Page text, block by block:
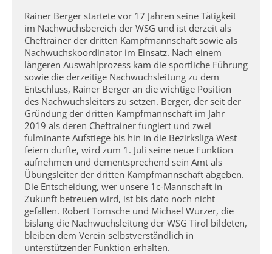
Rainer Berger startete vor 17 Jahren seine Tätigkeit
im Nachwuchsbereich der WSG und ist derzeit als
Cheftrainer der dritten Kampfmannschaft sowie als
Nachwuchskoordinator im Einsatz. Nach einem
längeren Auswahlprozess kam die sportliche Führung
sowie die derzeitige Nachwuchsleitung zu dem
Entschluss, Rainer Berger an die wichtige Position
des Nachwuchsleiters zu setzen. Berger, der seit der
Gründung der dritten Kampfmannschaft im Jahr
2019 als deren Cheftrainer fungiert und zwei
fulminante Aufstiege bis hin in die Bezirksliga West
feiern durfte, wird zum 1. Juli seine neue Funktion
aufnehmen und dementsprechend sein Amt als
Übungsleiter der dritten Kampfmannschaft abgeben.
Die Entscheidung, wer unsere 1c-Mannschaft in
Zukunft betreuen wird, ist bis dato noch nicht
gefallen. Robert Tomsche und Michael Wurzer, die
bislang die Nachwuchsleitung der WSG Tirol bildeten,
bleiben dem Verein selbstverständlich in
unterstützender Funktion erhalten.